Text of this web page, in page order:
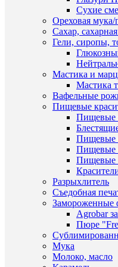
Сухие
Ореховая мука/
Сахар,
Гели, сиропы,
Мастика и
Мастика
Вафельные
Пищевые
Пищевые
Пищевые
Пищевые
Пищевые
Разрыхлитель
Съедобная
Замороженные
Agrobar
Пюре
Мука
Молоко, масло